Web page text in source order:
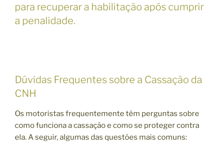
para recuperar a habilitação após cumprir
a penalidade.
Dúvidas Frequentes sobre a Cassação da
CNH
Os motoristas frequentemente têm perguntas sobre
como funciona a cassação e como se proteger contra
ela. A seguir, algumas das questões mais comuns: